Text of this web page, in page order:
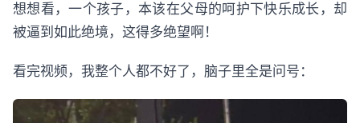
想想看，一个孩子，本该在父母的呵护下快乐成长，却
被逼到如此绝境，这得多绝望啊！
看完视频，我整个人都不好了，脑子里全是问号：